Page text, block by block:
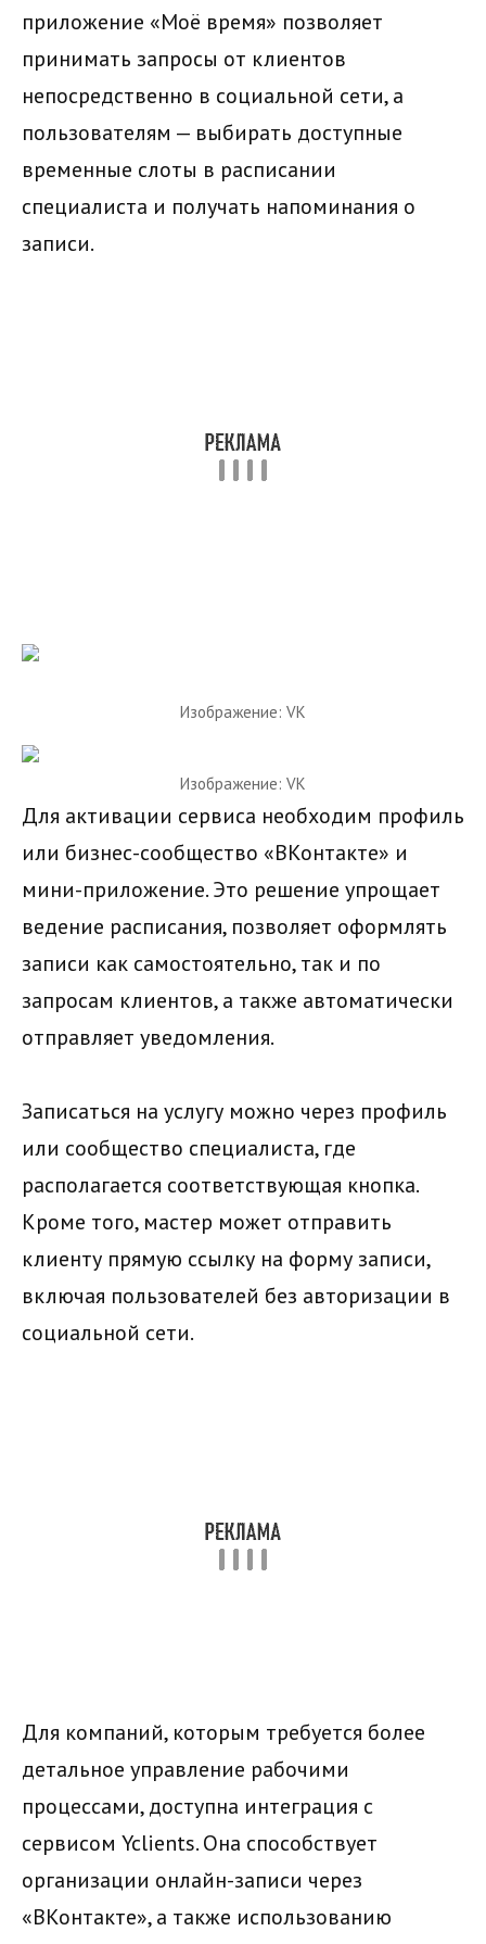
приложение «Моё время» позволяет
принимать запросы от клиентов
непосредственно в социальной сети, а
пользователям — выбирать доступные
временные слоты в расписании
специалиста и получать напоминания о
записи.
Изображение: VK
Изображение: VK
Для активации сервиса необходим профиль
или бизнес-сообщество «ВКонтакте» и
мини-приложение. Это решение упрощает
ведение расписания, позволяет оформлять
записи как самостоятельно, так и по
запросам клиентов, а также автоматически
отправляет уведомления.
Записаться на услугу можно через профиль
или сообщество специалиста, где
располагается соответствующая кнопка.
Кроме того, мастер может отправить
клиенту прямую ссылку на форму записи,
включая пользователей без авторизации в
социальной сети.
Для компаний, которым требуется более
детальное управление рабочими
процессами, доступна интеграция с
сервисом Yclients. Она способствует
организации онлайн-записи через
«ВКонтакте», а также использованию